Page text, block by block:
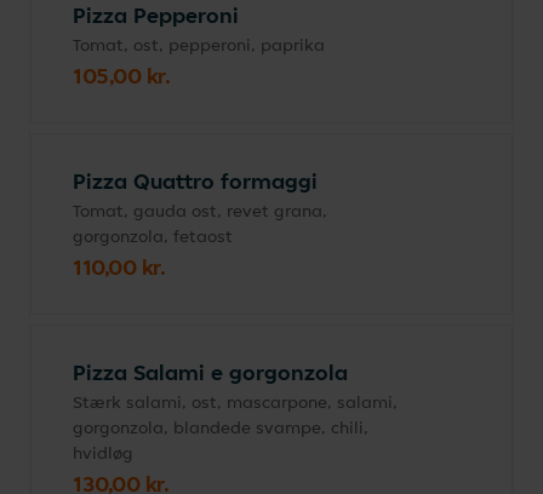
Pizza Pepperoni
Tomat, ost, pepperoni, paprika
105,00 kr.
Pizza Quattro formaggi
Tomat, gauda ost, revet grana,
gorgonzola, fetaost
110,00 kr.
Pizza Salami e gorgonzola
Stærk salami, ost, mascarpone, salami,
gorgonzola, blandede svampe, chili,
hvidløg
130,00 kr.